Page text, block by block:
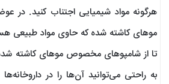
هرگونه مواد شیمیایی اجتناب کنید. در
تا از شامپوهای مخصوص موهای کاشته شده
به راحتی می‌توانید آن‌ها را در